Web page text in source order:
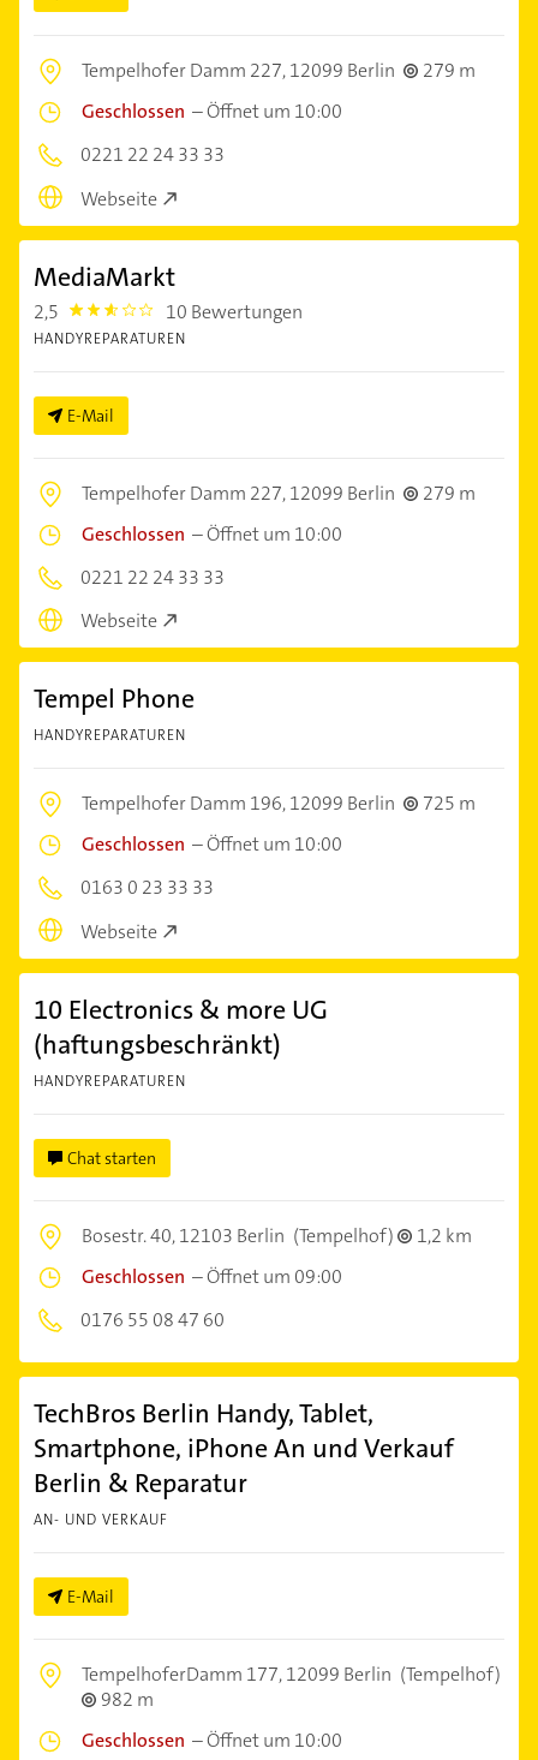
Tempelhofer Damm 227,12099 Berlin
279 m
Geschlossen –Öffnet um 10:00
0221 22 24 33 33
Webseite
MediaMarkt
2,5 2.5 10 Bewertungen
HANDYREPARATUREN
E-Mail
Tempelhofer Damm 227,12099 Berlin
279 m
Geschlossen –Öffnet um 10:00
0221 22 24 33 33
Webseite
Tempel Phone
HANDYREPARATUREN
Tempelhofer Damm 196,12099 Berlin
725 m
Geschlossen –Öffnet um 10:00
0163 0 23 33 33
Webseite
10 Electronics & more UG
(haftungsbeschränkt)
HANDYREPARATUREN
Chat starten
Bosestr. 40,12103 Berlin (Tempelhof)
1,2 km
Geschlossen –Öffnet um 09:00
0176 55 08 47 60
TechBros Berlin Handy, Tablet,
Smartphone, iPhone An und Verkauf
Berlin & Reparatur
AN- UND VERKAUF
E-Mail
TempelhoferDamm 177,12099 Berlin (Tempelhof)
982 m
Geschlossen –Öffnet um 10:00